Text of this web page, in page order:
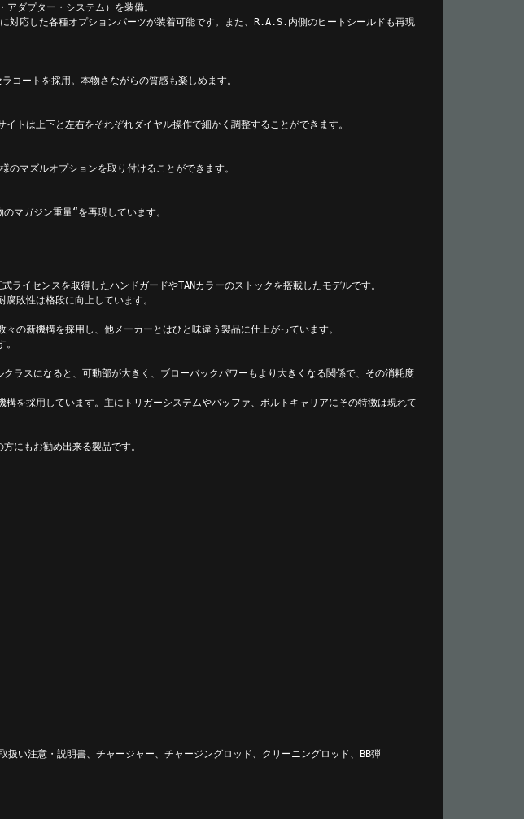
ダプター・システム）を装備。
対応した各種オプションパーツが装着可能です。また、R.A.S.内側のヒートシールドも再現
コートを採用。本物さながらの質感も楽しめます。
トは上下と左右をそれぞれダイヤル操作で細かく調整することができます。
のマズルオプションを取り付けることができます。
マガジン重量“を再現しています。
イセンスを取得したハンドガードやTANカラーのストックを搭載したモデルです。
敗性は格段に向上しています。
の新機構を採用し、他メーカーとはひと味違う製品に仕上がっています。
ラスになると、可動部が大きく、ブローバックパワーもより大きくなる関係で、その消耗度
を採用しています。主にトリガーシステムやバッファ、ボルトキャリアにその特徴は現れて
にもお勧め出来る製品です。
い注意・説明書、チャージャー、チャージングロッド、クリーニングロッド、BB弾